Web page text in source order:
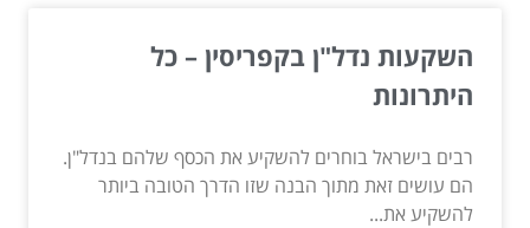
השקעות נדל"ן בקפריסין – כל
היתרונות
רבים בישראל בוחרים להשקיע את הכסף שלהם בנדל"ן.
הם עושים זאת מתוך הבנה שזו הדרך הטובה ביותר
להשקיע את...